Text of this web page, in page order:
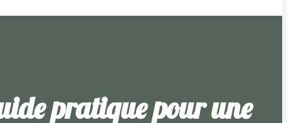
pratique pour une